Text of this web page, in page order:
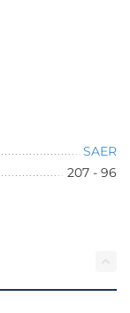
SAER
207 - 96